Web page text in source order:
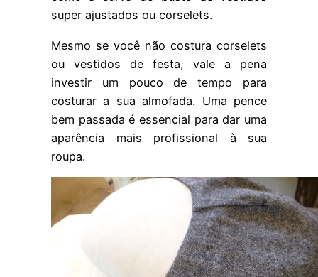
super ajustados ou corselets.
Mesmo se você não costura corselets
ou vestidos de festa, vale a pena
investir um pouco de tempo para
costurar a sua almofada. Uma pence
bem passada é essencial para dar uma
aparência mais profissional à sua
roupa.